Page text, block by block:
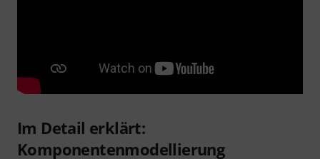
Im Detail erklärt:
Komponentenmodellierung